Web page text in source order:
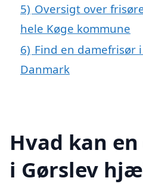
5) Oversigt over
hele Køge kommune
6) Find en damefrisør
Danmark
Hvad kan
i Gørslev